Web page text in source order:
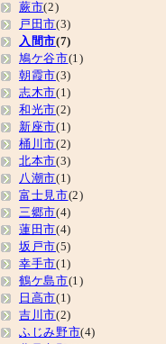
蕨市(2)
戸田市(3)
入間市(7)
鳩ケ谷市(1)
朝霞市(3)
志木市(1)
和光市(2)
新座市(1)
桶川市(2)
北本市(3)
八潮市(1)
富士見市(2)
三郷市(4)
蓮田市(4)
坂戸市(5)
幸手市(1)
鶴ケ島市(1)
日高市(1)
吉川市(2)
ふじみ野市(4)